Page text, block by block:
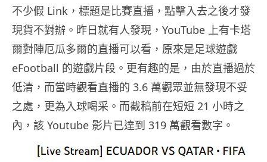
不少假 Link，標題是比賽直播，點擊入去之後才發
現貨不對辦。昨日就有人發現，YouTube 上有卡塔
爾對陣厄瓜多爾的直播可以看，原來是足球遊戲
eFootball 的遊戲片段。更有趣的是，由於直播過於
低清，而當時觀看直播的 3.6 萬觀眾並無發現不妥
之處，更為入球喝采。而截稿前在短短 21 小時之
內，該 Youtube 影片已達到 319 萬觀看數字。